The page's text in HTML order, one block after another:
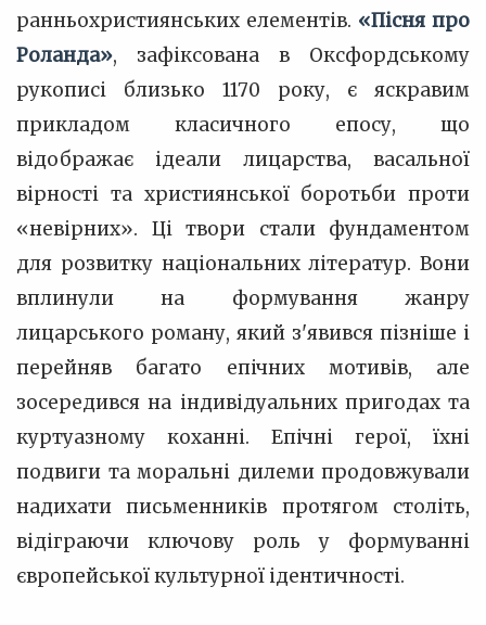
ранньохристиянських елементів. «Пісня про
Роланда», зафіксована в Оксфордському
рукописі близько 1170 року, є яскравим
прикладом класичного епосу, що
відображає ідеали лицарства, васальної
вірності та християнської боротьби проти
«невірних». Ці твори стали фундаментом
для розвитку національних літератур. Вони
вплинули на формування жанру
лицарського роману, який з'явився пізніше і
перейняв багато епічних мотивів, але
зосередився на індивідуальних пригодах та
куртуазному коханні. Епічні герої, їхні
подвиги та моральні дилеми продовжували
надихати письменників протягом століть,
відіграючи ключову роль у формуванні
європейської культурної ідентичності.